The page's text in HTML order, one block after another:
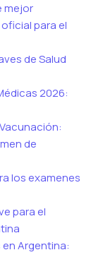
mejor
para el
de Salud
2026:
de
los examenes
para el
en Argentina: